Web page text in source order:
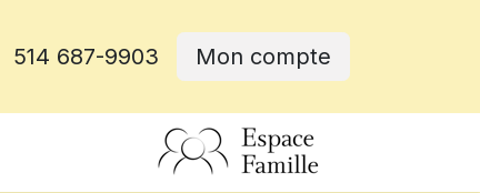
514 687-9903 Mon compte